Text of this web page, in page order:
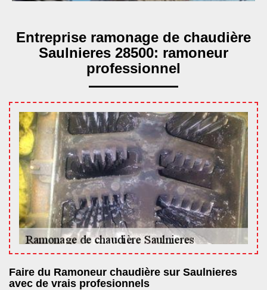
Entreprise ramonage de chaudière
Saulnieres 28500: ramoneur
professionnel
Faire du Ramoneur chaudière sur Saulnieres
avec de vrais profesionnels